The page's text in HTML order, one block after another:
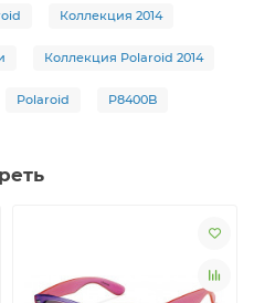
Коллекция 2014
Коллекция Polaroid 2014
Polaroid P8400B